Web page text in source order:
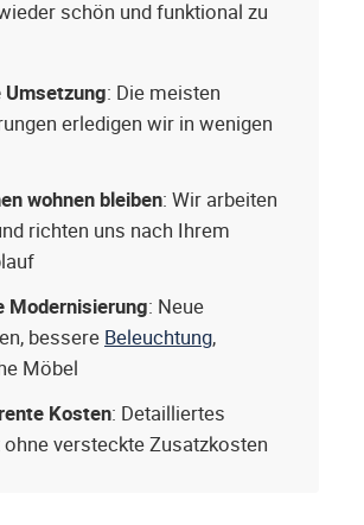
schön und funktional zu
Umsetzung: Die meisten
erledigen wir in wenigen
wohnen bleiben: Wir arbeiten
richten uns nach Ihrem
Modernisierung: Neue
bessere Beleuchtung,
Möbel
Kosten: Detailliertes
versteckte Zusatzkosten